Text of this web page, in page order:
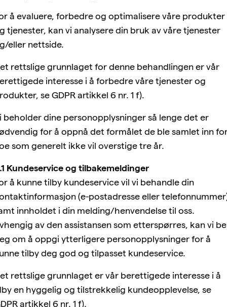
å evaluere, forbedre og optimalisere våre produkter
tjenester, kan vi analysere din bruk av våre tjenester
eller nettside.
rettslige grunnlaget for denne behandlingen er vår
interesse i å forbedre våre tjenester og
se GDPR artikkel 6 nr. 1 f).
beholder dine personopplysninger så lenge det er
for å oppnå det formålet de ble samlet inn
som generelt ikke vil overstige tre år.
Kundeservice og tilbakemeldinger
å kunne tilby kundeservice vil vi behandle din
(e-postadresse eller
innholdet i din melding/henvendelse til oss.
av den assistansen som etterspørres, kan vi be
om å oppgi ytterligere personopplysninger for å
tilby deg god og tilpasset kundeservice.
rettslige grunnlaget er vår berettigede interesse i å
en hyggelig og tilstrekkelig kundeopplevelse, se
artikkel 6 nr. 1 f).